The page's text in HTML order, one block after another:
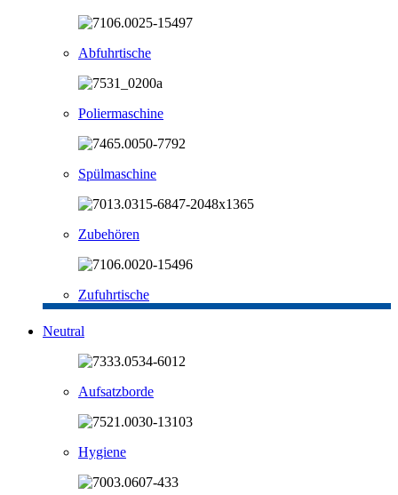
Abfuhrtische
Poliermaschine
Spülmaschine
Zubehören
Zufuhrtische
Neutral
Aufsatzborde
Hygiene